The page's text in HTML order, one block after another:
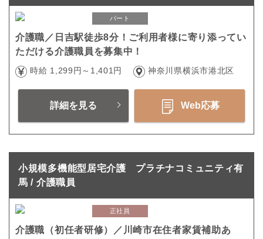
パート
介護職／日吉駅徒歩8分！ご利用者様に寄り添ってい
ただける介護職員を募集中！
時給 1,299円～1,401円 神奈川県横浜市港北区
詳細を見る Web応募
小規模多機能型居宅介護 プラチナコミュニティ有
馬 / 介護職員
正社員
介護職（初任者研修）／川崎市在住者家賃補助あ